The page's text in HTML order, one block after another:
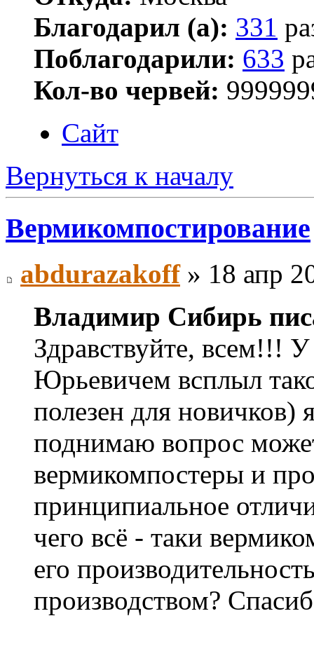
Благодарил (а): 331
Поблагодарили: 633
Кол-во червей:
Сайт
Вернуться к началу
Вермикомпостирование
abdurazakoff» 18 апр
Владимир Сибирь
Здравствуйте, всем!!!
Юрьевичем всплыл
полезен для новичков)
поднимаю вопрос
вермикомпостеры и
принципиальное
чего всё - таки
его
производством?